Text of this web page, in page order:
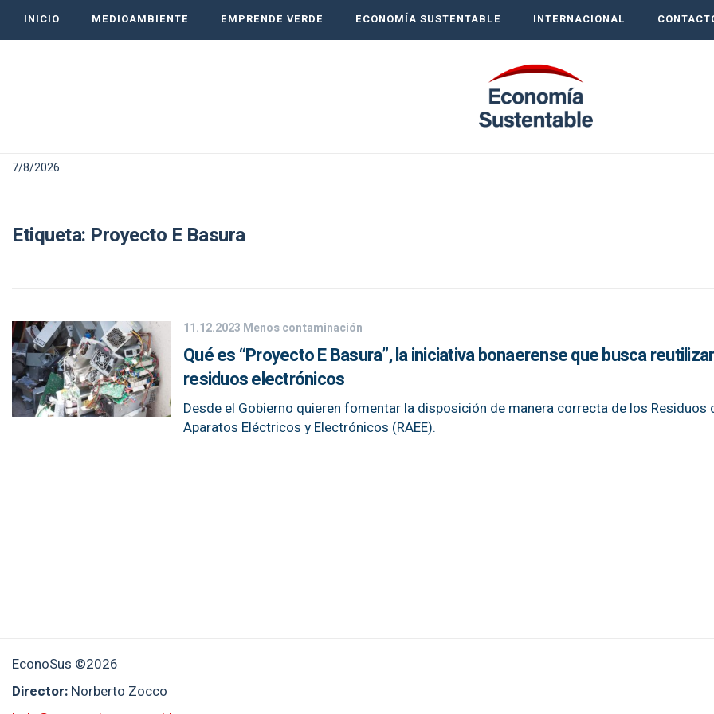
INICIO MEDIOAMBIENTE EMPRENDE VERDE ECONOMÍA SUSTENTABLE INTERNACIONAL
7/8/2026
Etiqueta: Proyecto E Basura
11.12.2023 Menos contaminación
Qué es “Proyecto E Basura”, la iniciativa bonaerense que busca
residuos electrónicos
Desde el Gobierno quieren fomentar la disposición de manera correcta de los Residuos
Aparatos Eléctricos y Electrónicos (RAEE).
EconoSus ©2026
Director: Norberto Zocco